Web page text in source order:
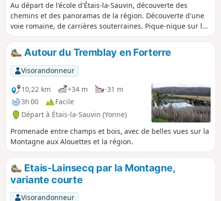
Au départ de l'école d'Étais-la-Sauvin, découverte des
chemins et des panoramas de la région. Découverte d'une
voie romaine, de carrières souterraines. Pique-nique sur les
chaumes de la crête en bordure de forêt ou sous les voûtes
d'arbres. Cette randonnée a été réalisée sans difficulté par
des groupes d'enfants allant de 8 à 11 ans.
Autour du Tremblay en Forterre
Visorandonneur
10,22 km
+34 m
-31 m
3h 00
Facile
Départ à Étais-la-Sauvin (Yonne)
Promenade entre champs et bois, avec de belles vues sur la
Montagne aux Alouettes et la région.
Etais-Lainsecq par la Montagne,
variante courte
Visorandonneur